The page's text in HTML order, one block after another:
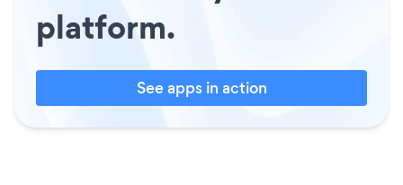
platform.
See apps in action